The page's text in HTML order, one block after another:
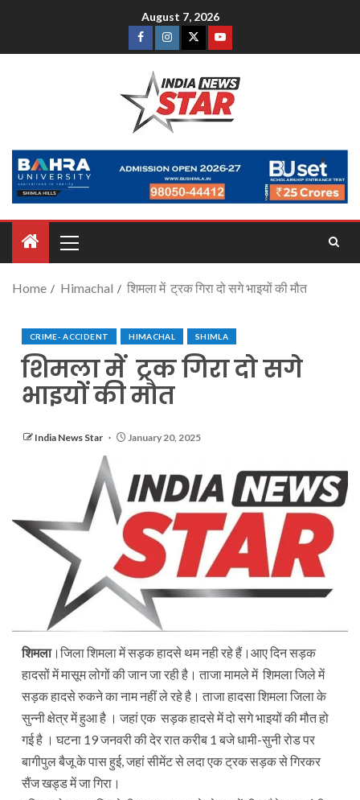
August 7, 2026
Home Himachal शिमला में ट्रक गिरा दो सगे भाइयों की मौत
CRIME- ACCIDENT HIMACHAL SHIMLA
शिमला में ट्रक गिरा दो सगे
भाइयों की मौत
India News Star January 20, 2025
शिमला।जिला शिमला में सड़क हादसे थम नही रहे हैं।आए दिन सड़क
हादसों में मासूम लोगों की जान जा रही है। ताजा मामले में शिमला जिले में
सड़क हादसे रुकने का नाम नहीं ले रहे है। ताजा हादसा शिमला जिला के
सुन्नी क्षेत्र में हुआ है । जहां एक सड़क हादसे में दो सगे भाइयों की मौत हो
गई है । घटना 19 जनवरी की देर रात करीब 1 बजे धामी-सुनी रोड पर
बागीपुल बैजू के पास हुई, जहां सीमेंट से लदा एक ट्रक सड़क से गिरकर
सैंज खड्ड में जा गिरा।